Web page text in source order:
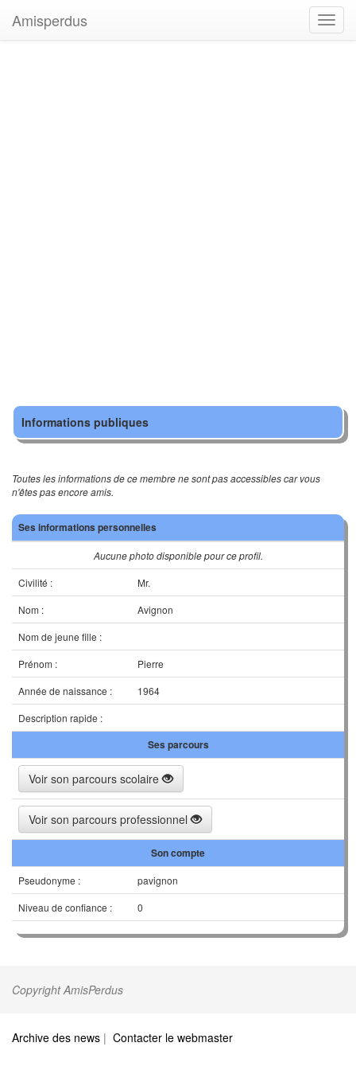
Amisperdus
Informations publiques
Toutes les informations de ce membre ne sont pas accessibles car vous
n'êtes pas encore amis.
Ses informations personnelles
Aucune photo disponible pour ce profil.
Civilité :
Mr.
Nom :
Avignon
Nom de jeune fille :
Prénom :
Pierre
Année de naissance :
1964
Description rapide :
Ses parcours
Voir son parcours scolaire
Voir son parcours professionnel
Son compte
Pseudonyme :
pavignon
Niveau de confiance :
0
Copyright AmisPerdus
Archive des news | Contacter le webmaster